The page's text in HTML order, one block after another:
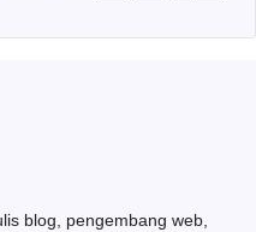
blog, pengembang web,